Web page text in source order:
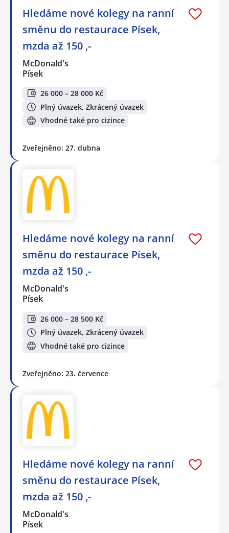
Hledáme nové kolegy na ranní
směnu do restaurace Písek,
mzda až 150 ,-
McDonald's
Písek
26 000 – 28 000 Kč
Plný úvazek, Zkrácený úvazek
Vhodné také pro cizince
Zveřejněno: 27. dubna
Hledáme nové kolegy na ranní
směnu do restaurace Písek,
mzda až 150 ,-
McDonald's
Písek
26 000 – 28 500 Kč
Plný úvazek, Zkrácený úvazek
Vhodné také pro cizince
Zveřejněno: 23. července
Hledáme nové kolegy na ranní
směnu do restaurace Písek,
mzda až 150 ,-
McDonald's
Písek